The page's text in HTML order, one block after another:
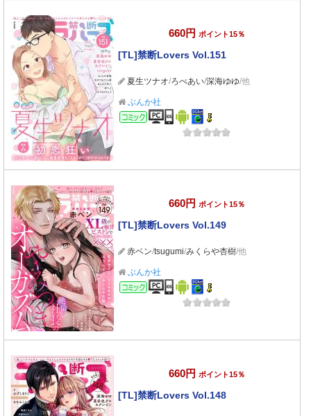
660円 ポイント15％
[TL]禁断Lovers Vol.151
夏生ツナオ/ろべあい/深海ゆゆ/他
ぶんか社
コミック
660円 ポイント15％
[TL]禁断Lovers Vol.149
赤ベン/tsugumi/みくらや杏樹/他
ぶんか社
コミック
660円 ポイント15％
[TL]禁断Lovers Vol.148